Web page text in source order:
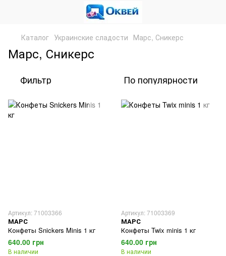
Каталог Украинские сладости Марс, Сникерс
Марс, Сникерс
Фильтр По популярности
Артикул: 71003366
МАРС
Конфеты Snickers Minis 1 кг
640.00 грн
В наличии
Артикул: 71003369
МАРС
Конфеты Twix minis 1 кг
640.00 грн
В наличии